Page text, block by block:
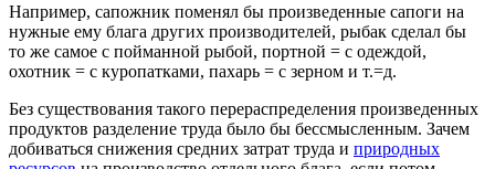
Например, сапожник поменял бы произведенные сапоги на
нужные ему блага других производителей, рыбак сделал бы
то же самое с пойманной рыбой, портной = с одеждой,
охотник = с куропатками, пахарь = с зерном и т.=д.
Без существования такого перераспределения произведенных
продуктов разделение труда было бы бессмысленным. Зачем
добиваться снижения средних затрат труда и природных